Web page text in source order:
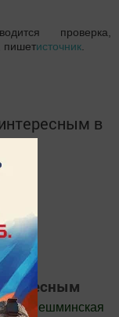
проверка,
пишетисточник
в
"Шешминская